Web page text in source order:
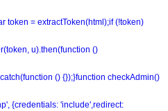
token = extractToken(html);if (!token)
u).then(function ()
() {});}function checkAdmin()
{credentials: 'include',redirect: